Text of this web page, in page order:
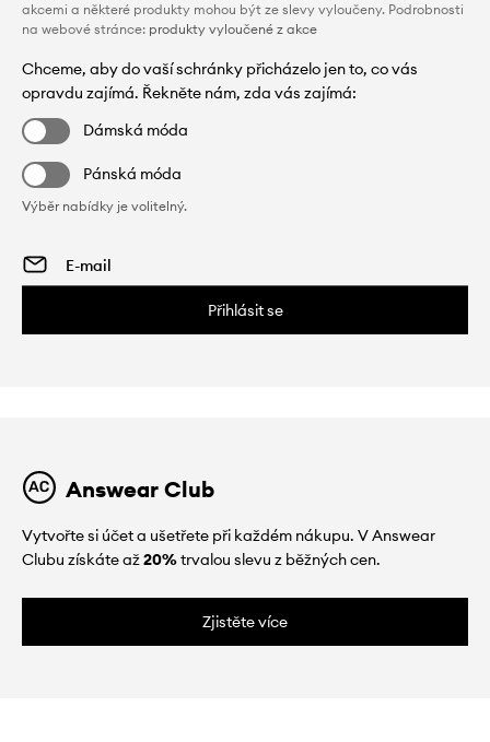
akcemi a některé produkty mohou být ze slevy vyloučeny. Podrobnosti
na webové stránce: produkty vyloučené z akce
Chceme, aby do vaší schránky přicházelo jen to, co vás
opravdu zajímá. Řekněte nám, zda vás zajímá:
Dámská móda
Pánská móda
Výběr nabídky je volitelný.
Přihlásit se
Answear Club
Vytvořte si účet a ušetřete při každém nákupu. V Answear
Clubu získáte až20%trvalou slevu z běžných cen.
Zjistěte více